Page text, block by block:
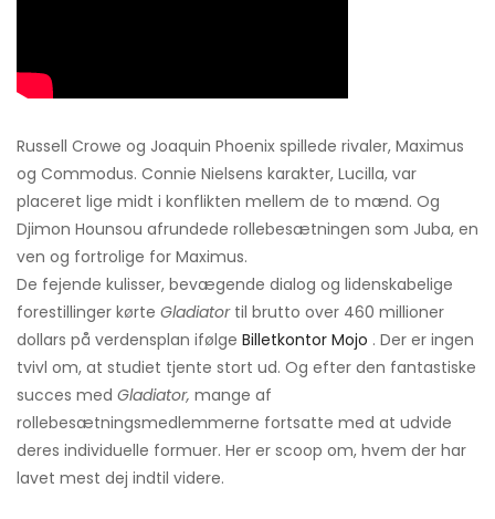
Russell Crowe og Joaquin Phoenix spillede rivaler, Maximus
og Commodus. Connie Nielsens karakter, Lucilla, var
placeret lige midt i konflikten mellem de to mænd. Og
Djimon Hounsou afrundede rollebesætningen som Juba, en
ven og fortrolige for Maximus.
De fejende kulisser, bevægende dialog og lidenskabelige
forestillinger kørte Gladiatortil brutto over 460 millioner
dollars på verdensplan ifølge Billetkontor Mojo . Der er ingen
tvivl om, at studiet tjente stort ud. Og efter den fantastiske
succes med Gladiator, mange af
rollebesætningsmedlemmerne fortsatte med at udvide
deres individuelle formuer. Her er scoop om, hvem der har
lavet mest dej indtil videre.